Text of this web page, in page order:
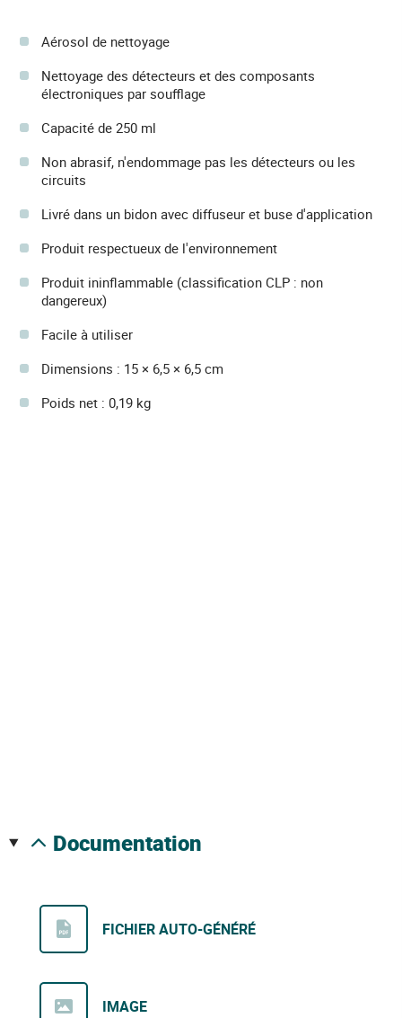
Aérosol de nettoyage
Nettoyage des détecteurs et des composants
électroniques par soufflage
Capacité de 250 ml
Non abrasif, n'endommage pas les détecteurs ou les
circuits
Livré dans un bidon avec diffuseur et buse d'application
Produit respectueux de l'environnement
Produit ininflammable (classification CLP : non
dangereux)
Facile à utiliser
Dimensions : 15 × 6,5 × 6,5 cm
Poids net : 0,19 kg
documentation
FICHIER AUTO-GÉNÉRÉ
IMAGE